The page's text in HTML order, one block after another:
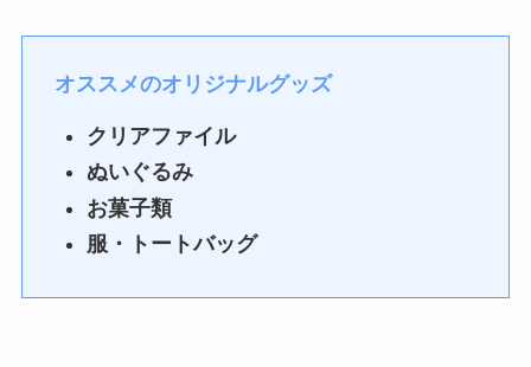
オススメのオリジナルグッズ
クリアファイル
ぬいぐるみ
お菓子類
服・トートバッグ